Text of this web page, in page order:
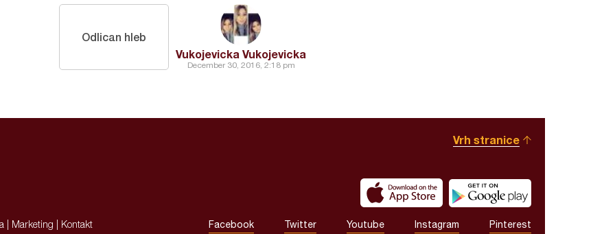
Vukojevicka Vukojevicka
December 30, 2016, 2:18 pm
Odlican hleb
Vrh stranice
Marketing Kontakt Facebook Twitter Youtube Instagram Pinterest